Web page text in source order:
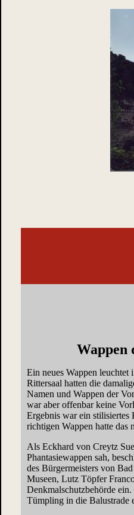
Wappen
Ein neues Wappen
Rittersaal hatten die
Namen und Wappen der
war aber offenbar keine
Ergebnis war ein stilisiertes
richtigen Wappen hatte das
Als Eckhard von Creytz
Phantasiewappen sah,
des Bürgermeisters von
Museen, Lutz Töpfer
Denkmalschutzbehörde
Tümpling in die Balustrade